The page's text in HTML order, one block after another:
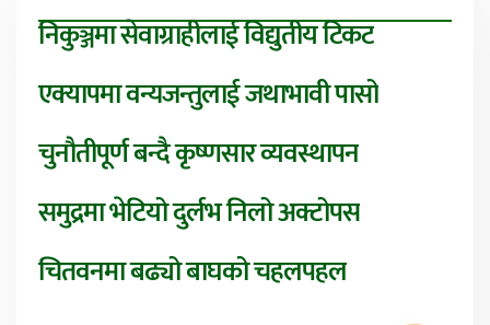
निकुञ्जमा सेवाग्राहीलाई विद्युतीय टिकट
एक्यापमा वन्यजन्तुलाई जथाभावी पासो
चुनौतीपूर्ण बन्दै कृष्णसार व्यवस्थापन
समुद्रमा भेटियो दुर्लभ निलो अक्टोपस
चितवनमा बढ्यो बाघको चहलपहल